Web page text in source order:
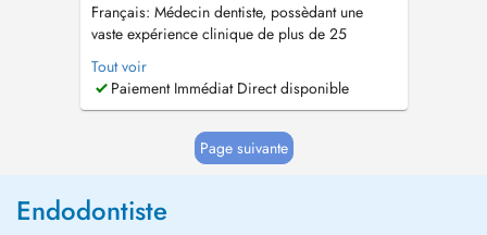
Français: Médecin dentiste, possèdant une
vaste expérience clinique de plus de 25
années. Ancien enseignant universitaire
d'Endodontie, à la Faculté de médecine de
l'université de CoimbraPortugal et à l'Université
dans les urgences hospitalières buc...
Tout voir
Paiement Immédiat Direct disponible
Page suivante
Endodontiste